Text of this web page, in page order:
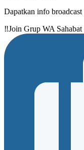
Dapatkan info
‼Join Grup WA